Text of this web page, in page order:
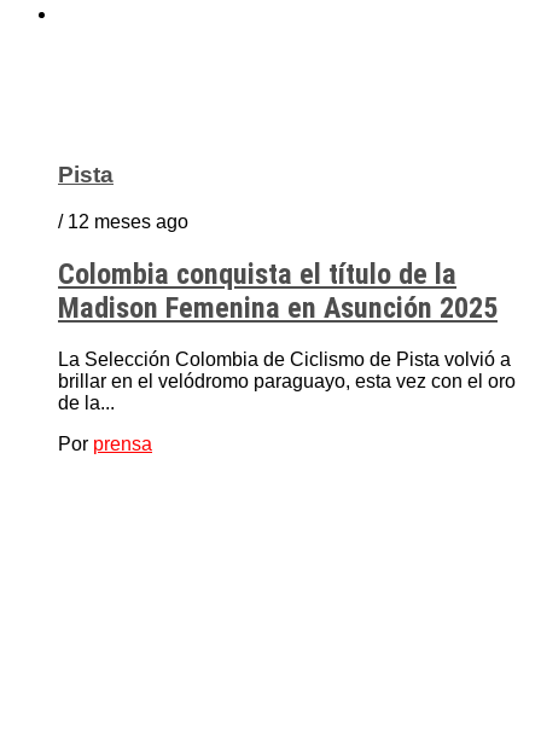
Pista
/ 12 meses ago
Colombia conquista el título de la
Madison Femenina en Asunción 2025
La Selección Colombia de Ciclismo de Pista volvió a
brillar en el velódromo paraguayo, esta vez con el oro
de la...
Por prensa